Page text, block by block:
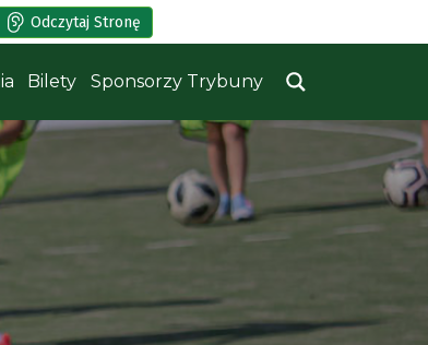
Odczytaj Stronę
Bilety Sponsorzy Trybuny